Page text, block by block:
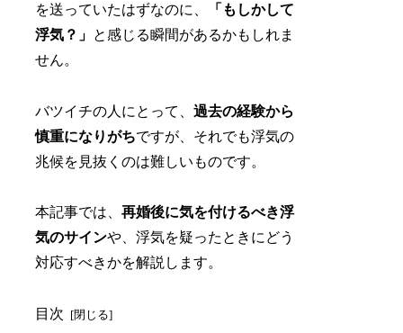
を送っていたはずなのに、
「もしかして
浮気？」 と感じる瞬間があるかもしれま
せん。
バツイチの人にとって、過去の経験から
慎重になりがちですが、それでも浮気の
兆候を見抜くのは難しいものです。
本記事では、再婚後に気を付けるべき浮
気のサインや、浮気を疑ったときにどう
対応すべきかを解説します。
目次